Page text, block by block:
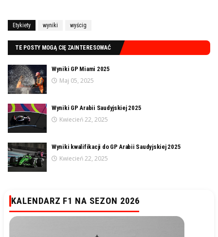
Etykiety wyniki wyścig
TE POSTY MOGĄ CIĘ ZAINTERESOWAĆ
Wyniki GP Miami 2025
Maj 05, 2025
Wyniki GP Arabii Saudyjskiej 2025
Kwiecień 22, 2025
Wyniki kwalifikacji do GP Arabii Saudyjskiej 2025
Kwiecień 22, 2025
KALENDARZ F1 NA SEZON 2026